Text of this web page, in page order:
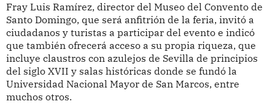
Fray Luis Ramírez, director del Museo del Convento de
Santo Domingo, que será anfitrión de la feria, invitó a
ciudadanos y turistas a participar del evento e indicó
que también ofrecerá acceso a su propia riqueza, que
incluye claustros con azulejos de Sevilla de principios
del siglo XVII y salas históricas donde se fundó la
Universidad Nacional Mayor de San Marcos, entre
muchos otros.